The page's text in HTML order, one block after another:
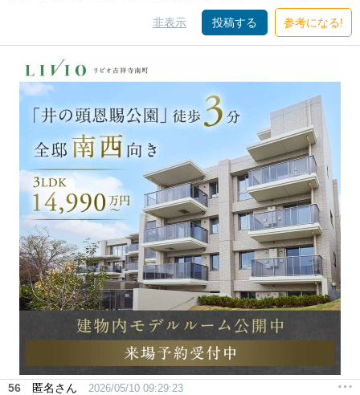
非表示 投稿する 参考になる!
56 匿名さん 2026/05/10 09:29:23